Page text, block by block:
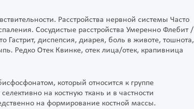
Расстройства нервной системы Часто
Сосудистые расстройства Умеренно Флебит /
Гастрит, диспепсия, диарея, боль в животе, тошнота,
Редко Отек Квинке, отек лица/отек, крапивница
который относится к группе
на костную ткань и в частности
на формирование костной массы.